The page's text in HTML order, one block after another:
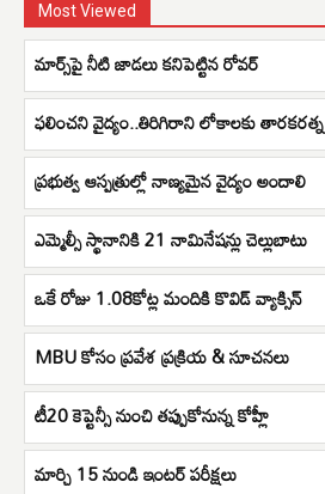
Most Viewed
మార్స్‌‌పై నీటి జాడలు కనిపెట్టిన రోవర్
ఫలించని వైద్యం..తిరిగిరాని లోకాలకు తారకరత్న
ప్రభుత్వ ఆస్పత్రుల్లో నాణ్యమైన వైద్యం అందాలి
ఎమ్మెల్సీ స్థానానికి 21 నామినేషన్లు చెల్లుబాటు
ఒకే రోజు 1.08కోట్ల మందికి కొవిడ్ వ్యాక్సిన్
MBU కోసం ప్రవేశ ప్రక్రియ & సూచనలు
టీ20 కెప్టెన్సీ నుంచి తప్పుకోనున్న కోహ్లీ
మార్చి 15 నుండి ఇంటర్ పరీక్షలు